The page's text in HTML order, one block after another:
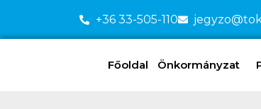
+36 33-505-110
Főoldal Önkormányzat